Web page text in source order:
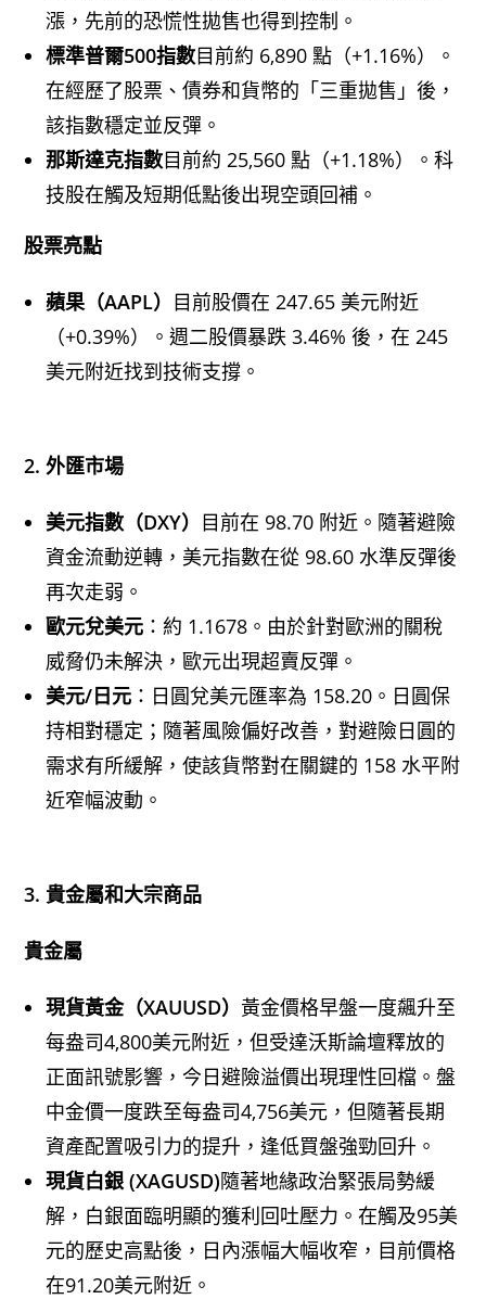
漲，先前的恐慌性拋售也得到控制。
標準普爾500指數目前約 6,890 點（+1.16%）。
在經歷了股票、債券和貨幣的「三重拋售」後，
該指數穩定並反彈。
那斯達克指數目前約 25,560 點（+1.18%）。科
技股在觸及短期低點後出現空頭回補。
股票亮點
蘋果（AAPL） 目前股價在 247.65 美元附近
（+0.39%）。週二股價暴跌 3.46% 後，在 245
美元附近找到技術支撐。
2. 外匯市場
美元指數（DXY） 目前在 98.70 附近。隨著避險
資金流動逆轉，美元指數在從 98.60 水準反彈後
再次走弱。
歐元兌美元 ：約 1.1678。由於針對歐洲的關稅
威脅仍未解決，歐元出現超賣反彈。
美元/日元 ：日圓兌美元匯率為 158.20。日圓保
持相對穩定；隨著風險偏好改善，對避險日圓的
需求有所緩解，使該貨幣對在關鍵的 158 水平附
近窄幅波動。
3. 貴金屬和大宗商品
貴金屬
現貨黃金（XAUUSD） 黃金價格早盤一度飆升至
每盎司4,800美元附近，但受達沃斯論壇釋放的
正面訊號影響，今日避險溢價出現理性回檔。盤
中金價一度跌至每盎司4,756美元，但隨著長期
資產配置吸引力的提升，逢低買盤強勁回升。
現貨白銀 (XAGUSD)隨著地緣政治緊張局勢緩
解，白銀面臨明顯的獲利回吐壓力。在觸及95美
元的歷史高點後，日內漲幅大幅收窄，目前價格
在91.20美元附近。